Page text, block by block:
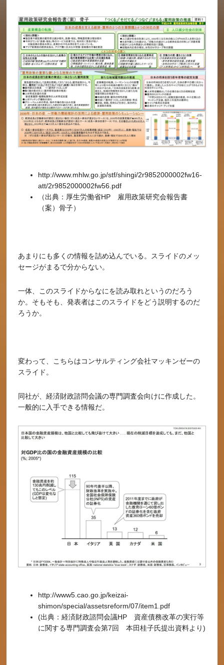
http://www.mhlw.go.jp/stf/shingi/2r9852000002fw16-
att/2r9852000002fw56.pdf
（出典：厚生労働省HP 雇用政策研究会報告書
（案）骨子）
あまりにも多くの情報を詰め込んでいる。スライドのメッ
セージがまるで分からない。
一体、このスライドからなにを読み取れというのだろう
か。そもそも、発表者はこのスライドをどう説明するのだ
ろうか。
変わって、こちらはコンサルティング会社マッキンゼーの
スライド。
同社が、経済財政諮問会議の専門調査会向けに作成した。
一般的に入手できる情報だ。
http://www5.cao.go.jp/keizai-
shimon/special/assetsreform/07/item1.pdf
(出典：経済財政諮問会議HP 資産債務改革の実行等
に関する専門調査会第7回 本田桂子氏提出資料より)